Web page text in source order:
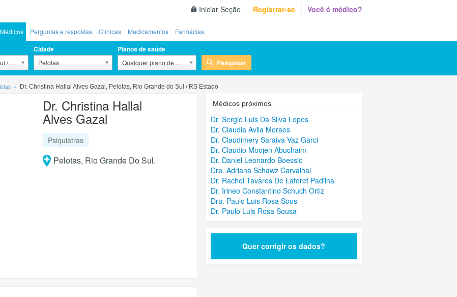
Iniciar Seção Registrar-se Você é médico?
Médicos Perguntas e respostas Clínicas Medicamentos Farmácias
/ RS
Cidade
Pelotas
Planos de saúde
Qualquer plano de saúde Pesquisar
Dr. Christina Hallal Alves Gazal, Pelotas, Rio Grande do Sul / RS Estado
Dr. Christina Hallal
Alves Gazal
Psiquiatras
Pelotas, Rio Grande Do Sul.
Médicos próximos
Dr. Sergio Luis Da Silva Lopes
Dr. Claudia Avila Moraes
Dr. Claudimery Saraiva Vaz Garci
Dr. Claudio Moojen Abuchaim
Dr. Daniel Leonardo Boessio
Dra. Adriana Schawz Carvalhal
Dr. Rachel Tavares De Laforet Padilha
Dr. Irineo Constantino Schuch Ortiz
Dra. Paulo Luis Rosa Sous
Dr. Paulo Luis Rosa Sousa
Quer corrigir os dados?